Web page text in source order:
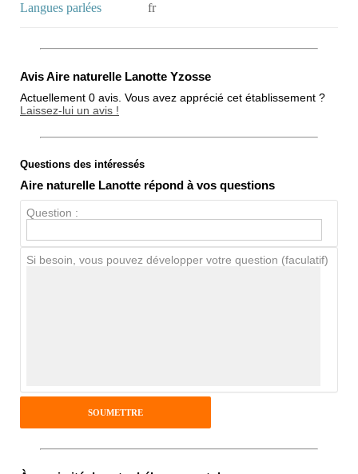
Langues parlées fr
Avis Aire naturelle Lanotte Yzosse
Actuellement 0 avis. Vous avez apprécié cet établissement ?
Laissez-lui un avis !
Note globale
Antispam - Combien font 7x4 (en
Questions des intéressés
Aire naturelle Lanotte répond à vos questions
Question :
Si besoin, vous pouvez développer votre question (faculatif)